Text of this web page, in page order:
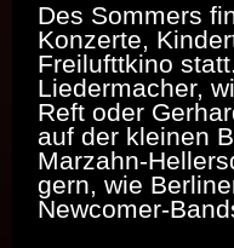
Des Sommers
Konzerte,
Freilufttkino
Liedermacher,
Reft oder
auf der kleinen
Marzahn-
gern, wie
Newcomer-